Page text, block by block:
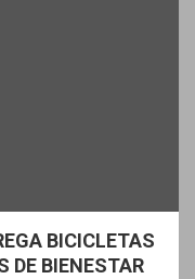
BICICLETAS
DE BIENESTAR